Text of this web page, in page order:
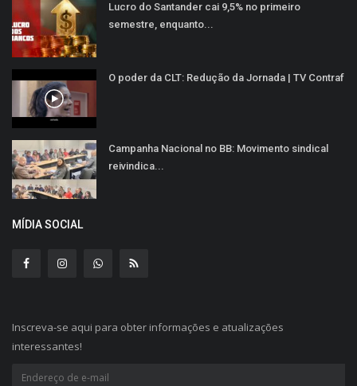
Lucro do Santander cai 9,5% no primeiro
semestre, enquanto...
O poder da CLT: Redução da Jornada | TV Contraf
Campanha Nacional no BB: Movimento sindical
reivindica...
MÍDIA SOCIAL
Inscreva-se aqui para obter informações e atualizações
interessantes!